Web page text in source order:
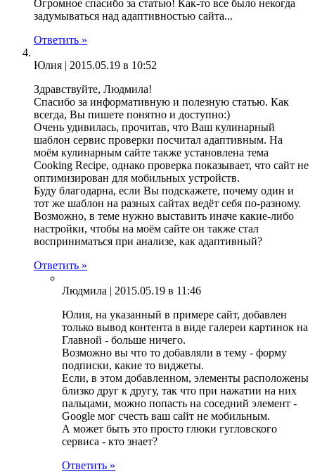
Огромное спасибо за статью! Как-то все было некогда
задумываться над адаптивностью сайта...
Ответить »
Юлия | 2015.05.19 в 10:52
Здравствуйте, Людмила!
Спасибо за информативную и полезную статью. Как
всегда, Вы пишете понятно и доступно:)
Очень удивилась, прочитав, что Ваш кулинарный
шаблон сервис проверки посчитал адаптивным. На
моём кулинарным сайте также установлена тема
Cooking Recipe, однако проверка показывает, что сайт не
оптимизирован для мобильных устройств.
Буду благодарна, если Вы подскажете, почему один и
тот же шаблон на разных сайтах ведёт себя по-разному.
Возможно, в теме нужно выставить иначе какие-либо
настройки, чтобы на моём сайте он также стал
восприниматься при анализе, как адаптивный?
Ответить »
Людмила | 2015.05.19 в 11:46
Юлия, на указанный в примере сайт, добавлен
только вывод контента в виде галереи картинок на
Главной - больше ничего.
Возможно вы что то добавляли в тему - форму
подписки, какие то виджеты.
Если, в этом добавленном, элементы расположены
близко друг к другу, так что при нажатии на них
пальцами, можно попасть на соседний элемент -
Google мог счесть ваш сайт не мобильным.
А может быть это просто глюки гугловского
сервиса - кто знает?
Ответить »